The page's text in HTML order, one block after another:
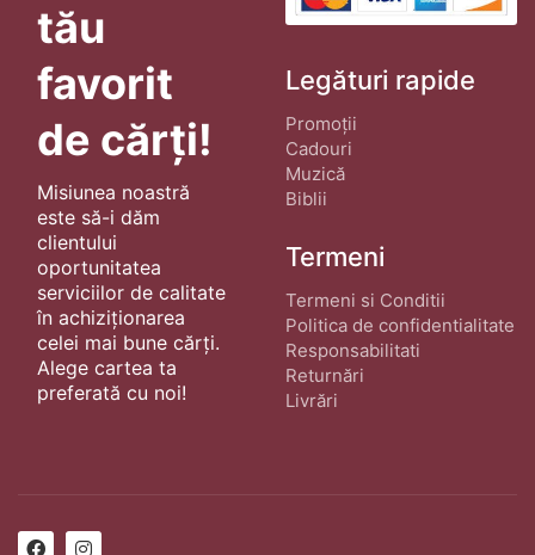
tău
favorit
de cărți!
Misiunea noastră
este să-i dăm
clientului
oportunitatea
serviciilor de calitate
în achiziționarea
celei mai bune cărți.
Alege cartea ta
preferată cu noi!
Legături rapide
Promoții
Cadouri
Muzică
Biblii
Termeni
Termeni si Conditii
Politica de confidentialitate
Responsabilitati
Returnări
Livrări